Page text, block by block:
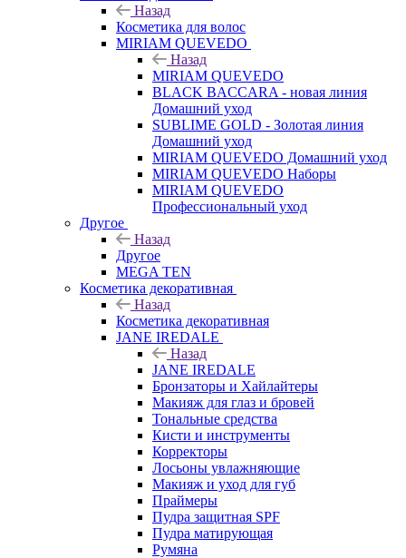
Назад
Косметика для волос
MIRIAM QUEVEDO
Назад
MIRIAM QUEVEDO
BLACK BACCARA - новая линия
Домашний уход
SUBLIME GOLD - Золотая линия
Домашний уход
MIRIAM QUEVEDO Домашний уход
MIRIAM QUEVEDO Наборы
MIRIAM QUEVEDO
Профессиональный уход
Другое
Назад
Другое
MEGA TEN
Косметика декоративная
Назад
Косметика декоративная
JANE IREDALE
Назад
JANE IREDALE
Бронзаторы и Хайлайтеры
Макияж для глаз и бровей
Тональные средства
Кисти и инструменты
Корректоры
Лосьоны увлажняющие
Макияж и уход для губ
Праймеры
Пудра защитная SPF
Пудра матирующая
Румяна